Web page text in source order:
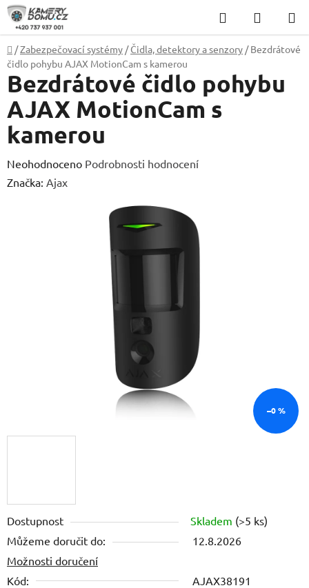
Přejít
obsah
Hledat
KOŠÍK
Domů
/Zabezpečovací systémy / Čidla, detektory a senzory / Bezdrátové
čidlo pohybu AJAX MotionCam s kamerou
Dostupnost Skladem (>5 ks)
Můžeme doručit do:
12.8.2026
Možnosti doručení
Kód:
AJAX38191
Bezdrátové čidlo pohybu
AJAX MotionCam s
kamerou
Průměrné
hodnocení
Neohodnoceno Podrobnosti hodnocení
Značka: Ajax
–0 %